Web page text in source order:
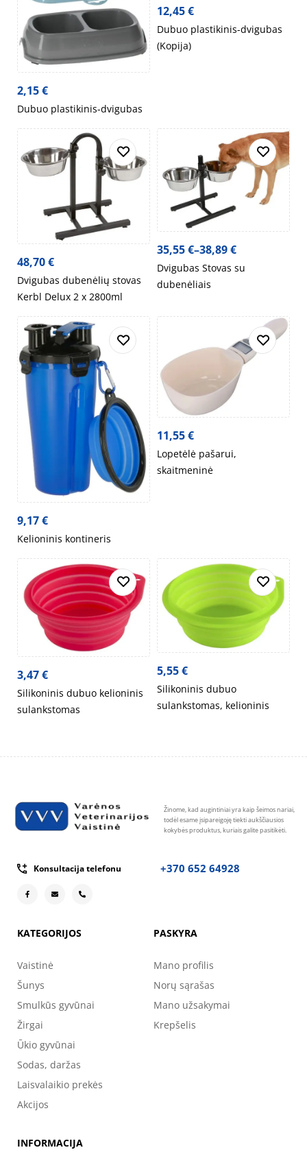
2,15€
Dubuo plastikinis-dvigubas
12,45€
Dubuo plastikinis-dvigubas
(Kopija)
48,70€
Dvigubas dubenėlių stovas
Kerbl Delux 2 x 2800ml
35,55€–38,89€
Dvigubas Stovas su
dubenėliais
9,17€
Kelioninis kontineris
11,55€
Lopetėlė pašarui,
skaitmeninė
3,47€
Silikoninis dubuo kelioninis
sulankstomas
5,55€
Silikoninis dubuo
sulankstomas, kelioninis
Žinome, kad augintiniai yra kaip šeimos nariai,
todėl esame įsipareigoję tiekti aukščiausios
kokybės produktus, kuriais galite pasitikėti.
Konsultacija telefonu +370 652 64928
KATEGORIJOS
Vaistinė
Šunys
Smulkūs gyvūnai
Žirgai
Ūkio gyvūnai
Sodas, daržas
Laisvalaikio prekės
Akcijos
PASKYRA
Mano profilis
Norų sąrašas
Mano užsakymai
Krepšelis
INFORMACIJA